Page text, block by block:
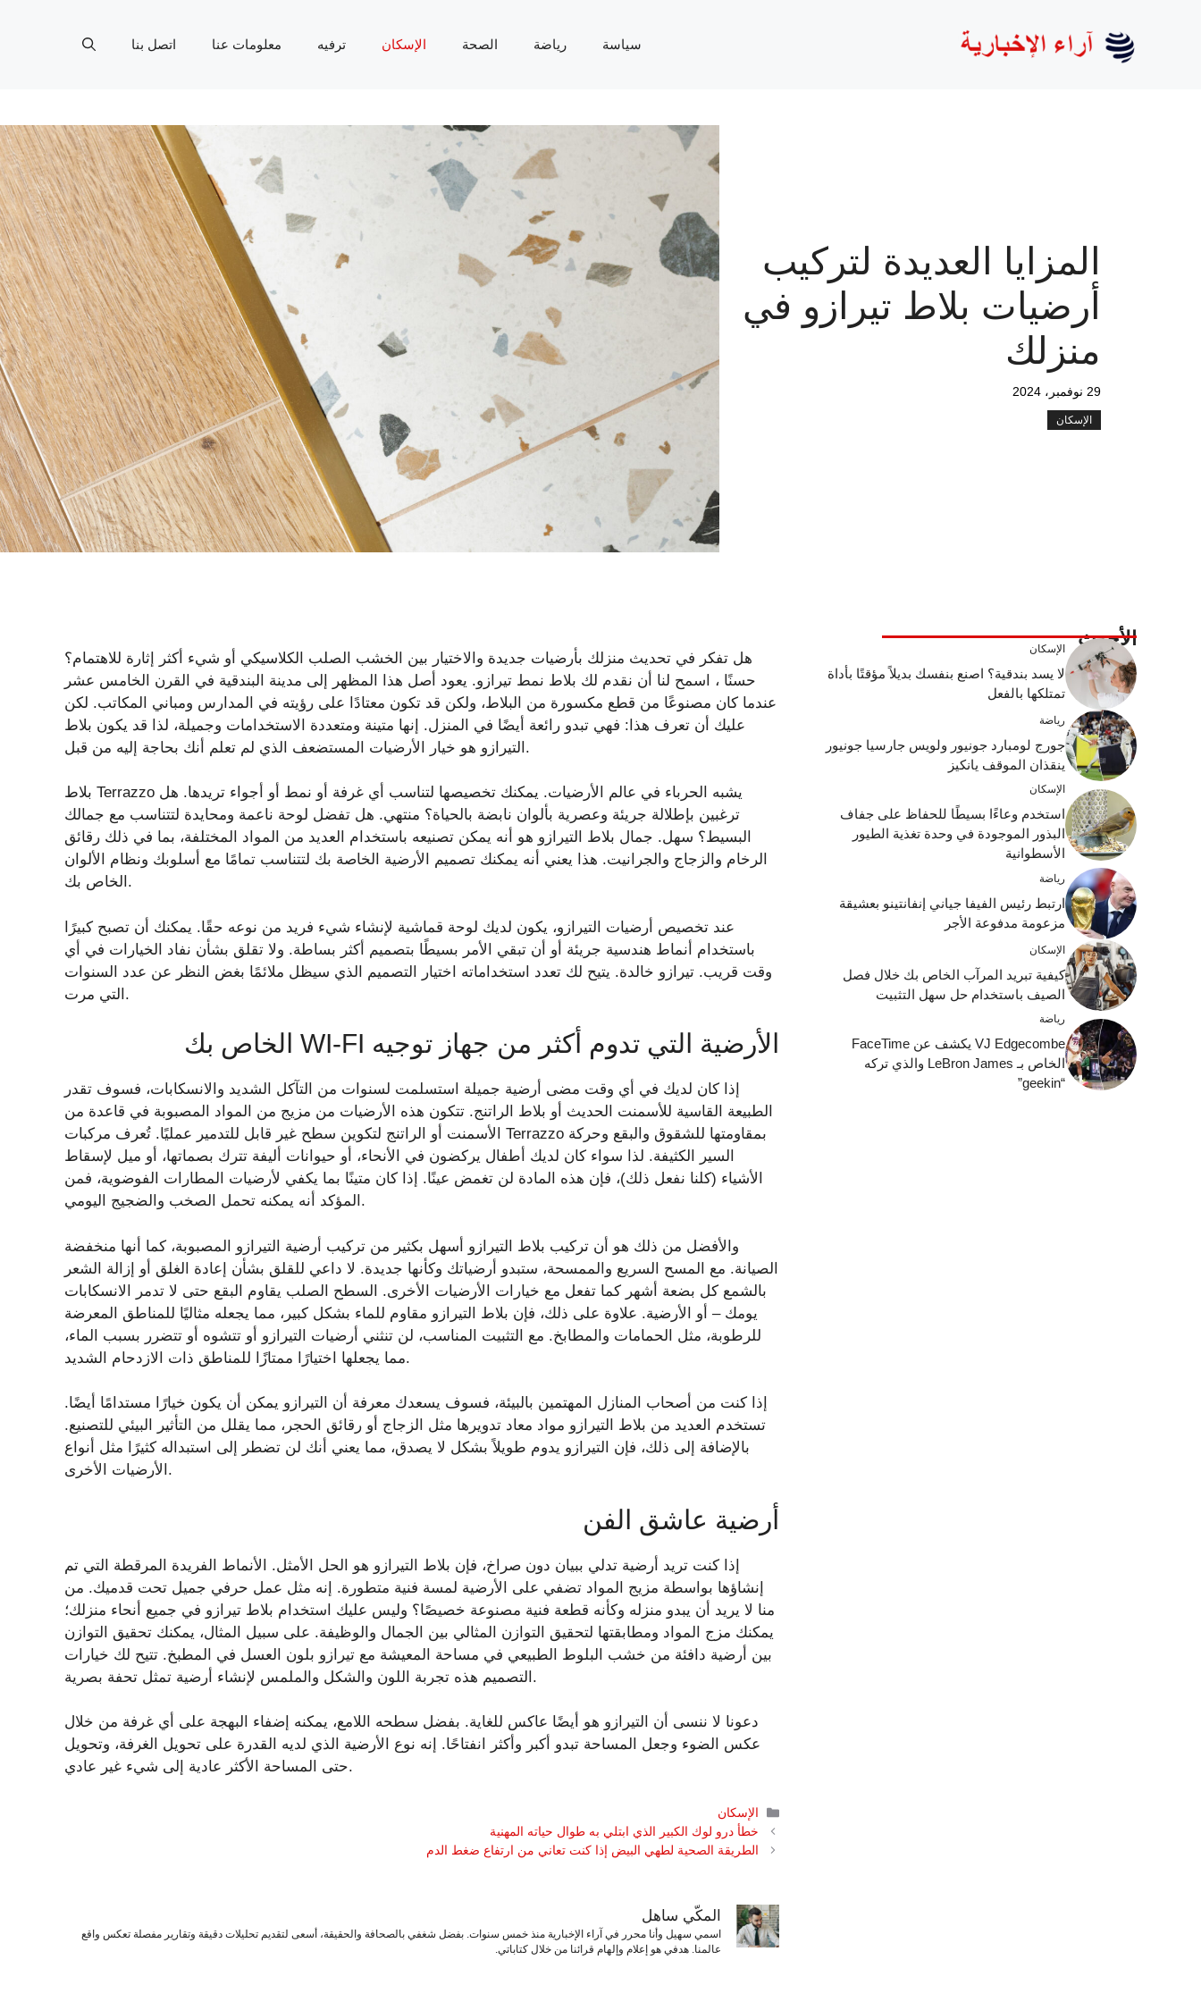
سياسة رياضة الصحة الإسكان ترفيه معلومات عنا اتصل بنا
المزايا العديدة لتركيب
أرضيات بلاط تيرازو في
منزلك
29 نوفمبر، 2024
الإسكان
هل تفكر في تحديث منزلك بأرضيات جديدة والاختيار بين الخشب الصلب الكلاسيكي أو شيء أكثر إثارة للاهتمام؟
حسنًا ، اسمح لنا أن نقدم لك بلاط نمط تيرازو. يعود أصل هذا المظهر إلى مدينة البندقية في القرن الخامس عشر
عندما كان مصنوعًا من قطع مكسورة من البلاط، ولكن قد تكون معتادًا على رؤيته في المدارس ومباني المكاتب. لكن
عليك أن تعرف هذا: فهي تبدو رائعة أيضًا في المنزل. إنها متينة ومتعددة الاستخدامات وجميلة، لذا قد يكون بلاط
التيرازو هو خيار الأرضيات المستضعف الذي لم تعلم أنك بحاجة إليه من قبل.
بلاط Terrazzo يشبه الحرباء في عالم الأرضيات. يمكنك تخصيصها لتناسب أي غرفة أو نمط أو أجواء تريدها. هل
ترغبين بإطلالة جريئة وعصرية بألوان نابضة بالحياة؟ منتهي. هل تفضل لوحة ناعمة ومحايدة لتتناسب مع جمالك
البسيط؟ سهل. جمال بلاط التيرازو هو أنه يمكن تصنيعه باستخدام العديد من المواد المختلفة، بما في ذلك رقائق
الرخام والزجاج والجرانيت. هذا يعني أنه يمكنك تصميم الأرضية الخاصة بك لتتناسب تمامًا مع أسلوبك ونظام الألوان
الخاص بك.
عند تخصيص أرضيات التيرازو، يكون لديك لوحة قماشية لإنشاء شيء فريد من نوعه حقًا. يمكنك أن تصبح كبيرًا
باستخدام أنماط هندسية جريئة أو أن تبقي الأمر بسيطًا بتصميم أكثر بساطة. ولا تقلق بشأن نفاد الخيارات في أي
وقت قريب. تيرازو خالدة. يتيح لك تعدد استخداماته اختيار التصميم الذي سيظل ملائمًا بغض النظر عن عدد السنوات
التي مرت.
الأرضية التي تدوم أكثر من جهاز توجيه WI-FI الخاص بك
إذا كان لديك في أي وقت مضى أرضية جميلة استسلمت لسنوات من التآكل الشديد والانسكابات، فسوف تقدر
الطبيعة القاسية للأسمنت الحديث أو بلاط الراتنج. تتكون هذه الأرضيات من مزيج من المواد المصبوبة في قاعدة من
الأسمنت أو الراتنج لتكوين سطح غير قابل للتدمير عمليًا. تُعرف مركبات Terrazzo بمقاومتها للشقوق والبقع وحركة
السير الكثيفة. لذا سواء كان لديك أطفال يركضون في الأنحاء، أو حيوانات أليفة تترك بصماتها، أو ميل لإسقاط
الأشياء (كلنا نفعل ذلك)، فإن هذه المادة لن تغمض عينًا. إذا كان متينًا بما يكفي لأرضيات المطارات الفوضوية، فمن
المؤكد أنه يمكنه تحمل الصخب والضجيج اليومي.
والأفضل من ذلك هو أن تركيب بلاط التيرازو أسهل بكثير من تركيب أرضية التيرازو المصبوبة، كما أنها منخفضة
الصيانة. مع المسح السريع والممسحة، ستبدو أرضياتك وكأنها جديدة. لا داعي للقلق بشأن إعادة الغلق أو إزالة الشعر
بالشمع كل بضعة أشهر كما تفعل مع خيارات الأرضيات الأخرى. السطح الصلب يقاوم البقع حتى لا تدمر الانسكابات
يومك – أو الأرضية. علاوة على ذلك، فإن بلاط التيرازو مقاوم للماء بشكل كبير، مما يجعله مثاليًا للمناطق المعرضة
للرطوبة، مثل الحمامات والمطابخ. مع التثبيت المناسب، لن تنثني أرضيات التيرازو أو تتشوه أو تتضرر بسبب الماء،
مما يجعلها اختيارًا ممتازًا للمناطق ذات الازدحام الشديد.
إذا كنت من أصحاب المنازل المهتمين بالبيئة، فسوف يسعدك معرفة أن التيرازو يمكن أن يكون خيارًا مستدامًا أيضًا.
تستخدم العديد من بلاط التيرازو مواد معاد تدويرها مثل الزجاج أو رقائق الحجر، مما يقلل من التأثير البيئي للتصنيع.
بالإضافة إلى ذلك، فإن التيرازو يدوم طويلاً بشكل لا يصدق، مما يعني أنك لن تضطر إلى استبداله كثيرًا مثل أنواع
الأرضيات الأخرى.
أرضية عاشق الفن
إذا كنت تريد أرضية تدلي ببيان دون صراخ، فإن بلاط التيرازو هو الحل الأمثل. الأنماط الفريدة المرقطة التي تم
إنشاؤها بواسطة مزيج المواد تضفي على الأرضية لمسة فنية متطورة. إنه مثل عمل حرفي جميل تحت قدميك. من
منا لا يريد أن يبدو منزله وكأنه قطعة فنية مصنوعة خصيصًا؟ وليس عليك استخدام بلاط تيرازو في جميع أنحاء منزلك؛
يمكنك مزج المواد ومطابقتها لتحقيق التوازن المثالي بين الجمال والوظيفة. على سبيل المثال، يمكنك تحقيق التوازن
بين أرضية دافئة من خشب البلوط الطبيعي في مساحة المعيشة مع تيرازو بلون العسل في المطبخ. تتيح لك خيارات
التصميم هذه تجربة اللون والشكل والملمس لإنشاء أرضية تمثل تحفة بصرية.
دعونا لا ننسى أن التيرازو هو أيضًا عاكس للغاية. بفضل سطحه اللامع، يمكنه إضفاء البهجة على أي غرفة من خلال
عكس الضوء وجعل المساحة تبدو أكبر وأكثر انفتاحًا. إنه نوع الأرضية الذي لديه القدرة على تحويل الغرفة، وتحويل
حتى المساحة الأكثر عادية إلى شيء غير عادي.
التصنيفات
الإسكان
خطأ درو لوك الكبير الذي ابتلي به طوال حياته المهنية
الطريقة الصحية لطهي البيض إذا كنت تعاني من ارتفاع ضغط الدم
المكّي ساهل
اسمي سهيل وأنا محرر في آراء الإخبارية منذ خمس سنوات. بفضل شغفي بالصحافة والحقيقة، أسعى لتقديم تحليلات دقيقة وتقارير مفصلة تعكس واقع
عالمنا. هدفي هو إعلام وإلهام قرائنا من خلال كتاباتي.
الأحدث الإسكان
لا يسد بندقية؟ اصنع بنفسك بديلاً مؤقتًا بأداة
تمتلكها بالفعل
رياضة
جورج لومبارد جونيور ولويس جارسيا جونيور
ينقذان الموقف يانكيز
الإسكان
استخدم وعاءًا بسيطًا للحفاظ على جفاف
البذور الموجودة في وحدة تغذية الطيور
الأسطوانية
رياضة
ارتبط رئيس الفيفا جياني إنفانتينو بعشيقة
مزعومة مدفوعة الأجر
الإسكان
كيفية تبريد المرآب الخاص بك خلال فصل
الصيف باستخدام حل سهل التثبيت
رياضة
VJ Edgecombe يكشف عن FaceTime
الخاص بـ LeBron James والذي تركه
“geekin”